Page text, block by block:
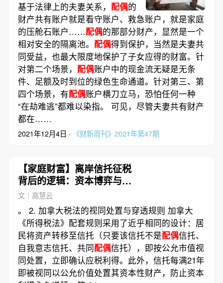
基于法律上的夫妻关系， 配偶的
财产共有账户就是看守账户、救急账户，就是家庭
的压舱石账户……配偶的那部分财产，显然是一个
相对安全的隔离池。 配偶得到保护，当然是夫妻共
同受益，也最大限度地保护了子女应得的财富。针
对第二个场景， 配偶账户中的现金流无疑是无条
件、足额及时到位的绿色生命通道。针对第三、第
四个场景，有配偶账户横刀立马，恐怕任何一种
“在劫难逃”都难以染指。 可见，尽管夫妻共有财产
都在……
2021年12月4日 · 《财新周刊》2021年第47期
【家庭财富】离岸信托征税
背后的逻辑：资本博弈与在
岸信托崛起
文｜高慧云
。 2. 加拿大税法的视同处置与穿透规则 加拿大
《所得税法》配套规则采用了近乎相同的设计：居
民将资产转移至信托（只要该信托不是配偶信托、
自我意志信托、共同配偶信托），即按公允市值视
同处置，立即确认应税利得。此外，信托每满21年
即被视同以公允价值处置其资本性财产，防止资本